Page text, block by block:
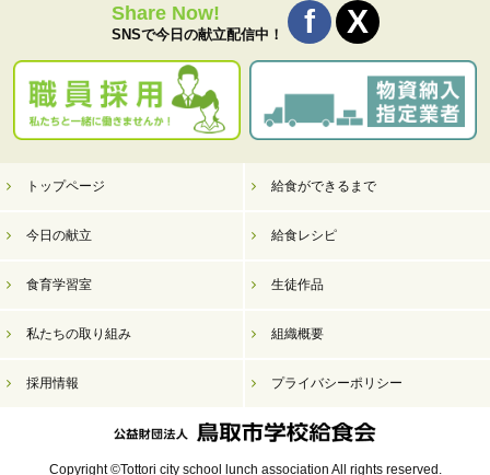
Share Now!
SNSで今日の献立配信中！
トップページ 給食ができるまで
今日の献立 給食レシピ
食育学習室 生徒作品
私たちの取り組み 組織概要
採用情報 プライバシーポリシー
Copyright ©Tottori city school lunch association All rights reserved.